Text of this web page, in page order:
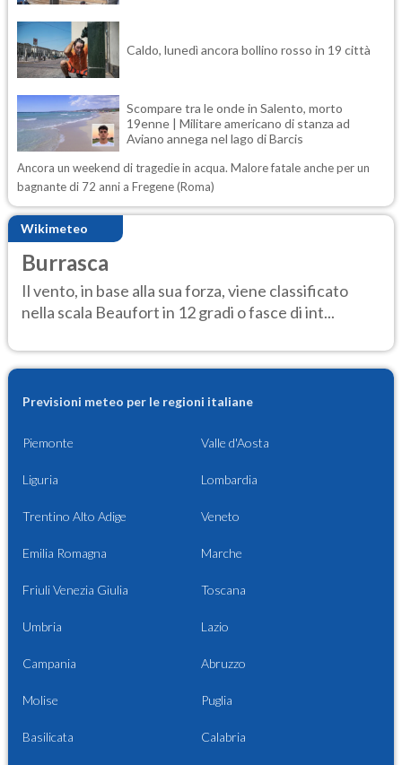
Caldo, lunedì ancora bollino rosso in 19 città
Scompare tra le onde in Salento, morto
19enne | Militare americano di stanza ad
Aviano annega nel lago di Barcis
Ancora un weekend di tragedie in acqua. Malore fatale anche per un
bagnante di 72 anni a Fregene (Roma)
Wikimeteo
Burrasca
Il vento, in base alla sua forza, viene classificato
nella scala Beaufort in 12 gradi o fasce di int...
Previsioni meteo per le regioni italiane
Piemonte Valle d'Aosta
Liguria Lombardia
Trentino Alto Adige Veneto
Emilia Romagna Marche
Friuli Venezia Giulia Toscana
Umbria Lazio
Campania Abruzzo
Molise Puglia
Basilicata Calabria